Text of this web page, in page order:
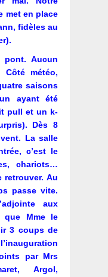
met en place
fidèles au
Aucun
météo,
saisons
ayant été
pull et un k-
Dès 8
La salle
c’est le
chariots…
retrouver. Au
passe vite.
aux
que Mme le
3 coups de
par Mrs
Argol,